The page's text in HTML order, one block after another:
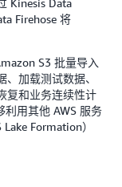
Kinesis Data
Firehose 将
S3 批量导入
加载测试数据、
复和业务连续性计
用其他 AWS 服务
Formation）